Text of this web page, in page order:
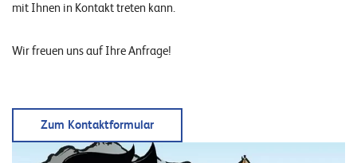
mit Ihnen in Kontakt treten kann.
Wir freuen uns auf Ihre Anfrage!
Zum Kontaktformular